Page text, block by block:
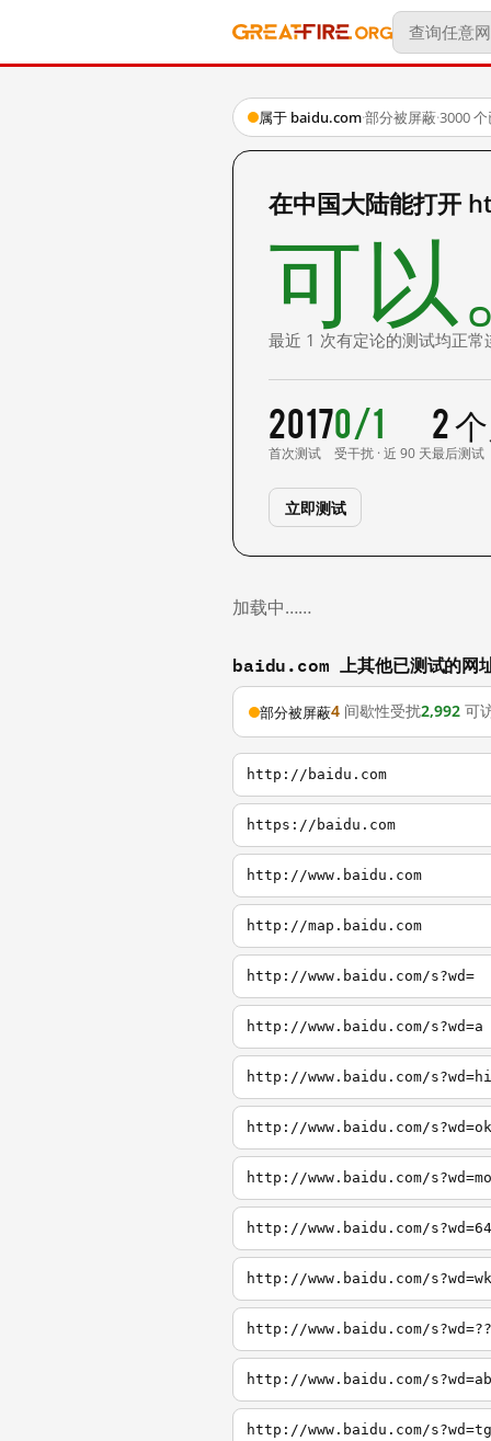
属于 baidu.com·部分被屏蔽·3000
在中国大陆能打开
可以
最近 1 次有定论的测试均正常
2017
首次测试
0/1
受干扰 · 近 90 天
2
最后测试
立即测试
加载中……
baidu.com 上其他已测试的网
部分被屏蔽4 间歇性受扰2,992 可
http://baidu.com
https://baidu.com
http://www.baidu.com
http://map.baidu.com
http://www.baidu.com/s?wd=
http://www.baidu.com/s?wd=a
http://www.baidu.com/s?wd=hi
http://www.baidu.com/s?wd=ok
http://www.baidu.com/s?wd=mo
http://www.baidu.com/s?wd=64
http://www.baidu.com/s?wd=wk
http://www.baidu.com/s?wd=??
http://www.baidu.com/s?wd=ab
http://www.baidu.com/s?wd=tg